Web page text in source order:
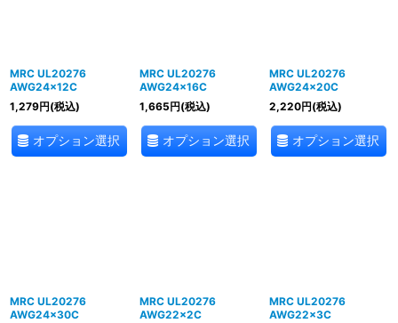
MRC UL20276
AWG24×12C
1,279円(税込)
オプション選択
MRC UL20276
AWG24×16C
1,665円(税込)
オプション選択
MRC UL20276
AWG24×20C
2,220円(税込)
オプション選択
MRC UL20276
AWG24×30C
MRC UL20276
AWG22×2C
MRC UL20276
AWG22×3C